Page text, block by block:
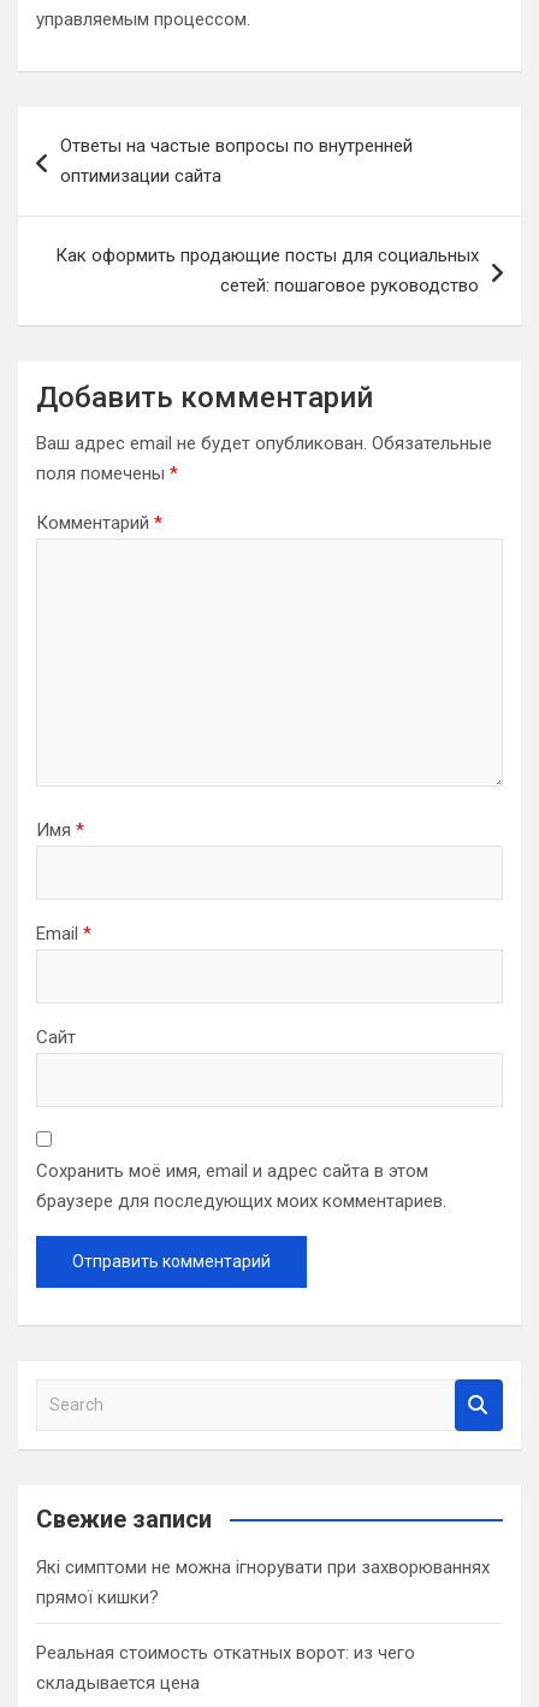
управляемым процессом.
по
Ответы на частые вопросы по внутренней
оптимизации сайта
Как оформить продающие посты для социальных
сетей: пошаговое руководство
Добавить комментарий
Ваш адрес email не будет опубликован. Обязательные
поля помечены *
Комментарий *
Имя *
Email *
Сайт
Сохранить моё имя, email и адрес сайта в этом
браузере для последующих моих комментариев.
a
c
Свежие записи
Які симптоми не можна ігнорувати при захворюваннях
прямої кишки?
Реальная стоимость откатных ворот: из чего
складывается цена